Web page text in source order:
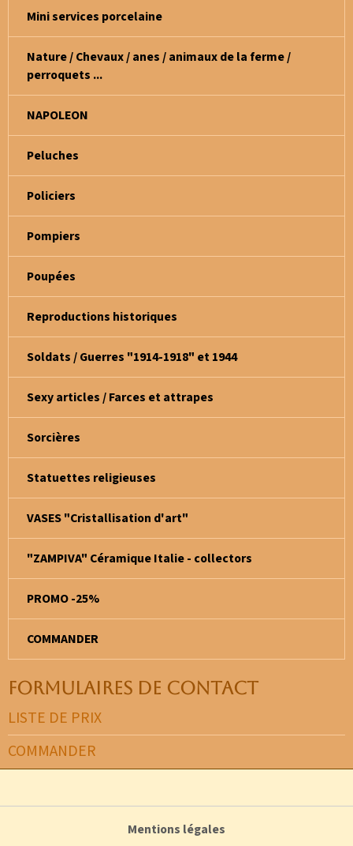
Mini services porcelaine
Nature / Chevaux / anes / animaux de la ferme /
perroquets ...
NAPOLEON
Peluches
Policiers
Pompiers
Poupées
Reproductions historiques
Soldats / Guerres "1914-1918" et 1944
Sexy articles / Farces et attrapes
Sorcières
Statuettes religieuses
VASES "Cristallisation d'art"
"ZAMPIVA" Céramique Italie - collectors
PROMO -25%
COMMANDER
Formulaires de contact
LISTE DE PRIX
COMMANDER
Mentions légales